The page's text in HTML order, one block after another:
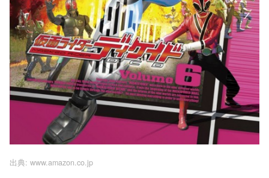
出典: www.amazon.co.jp